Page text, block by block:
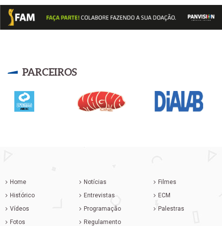
PARCEIROS
Home
Histórico
Vídeos
Fotos
Notícias
Entrevistas
Programação
Regulamento
Filmes
ECM
Palestras